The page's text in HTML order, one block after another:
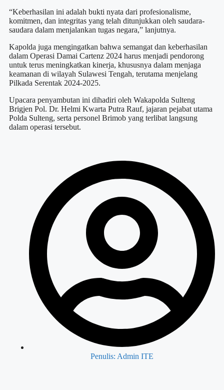
“Keberhasilan ini adalah bukti nyata dari profesionalisme,
komitmen, dan integritas yang telah ditunjukkan oleh saudara-
saudara dalam menjalankan tugas negara,” lanjutnya.
Kapolda juga mengingatkan bahwa semangat dan keberhasilan
dalam Operasi Damai Cartenz 2024 harus menjadi pendorong
untuk terus meningkatkan kinerja, khususnya dalam menjaga
keamanan di wilayah Sulawesi Tengah, terutama menjelang
Pilkada Serentak 2024-2025.
Upacara penyambutan ini dihadiri oleh Wakapolda Sulteng
Brigjen Pol. Dr. Helmi Kwarta Putra Rauf, jajaran pejabat utama
Polda Sulteng, serta personel Brimob yang terlibat langsung
dalam operasi tersebut.
Penulis: Admin ITE